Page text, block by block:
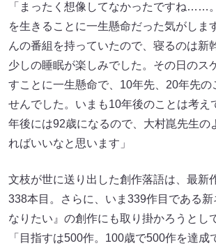
「まったく想像してなかったですね……
を生きることに一生懸命だった気がしま
んの番組を持っていたので、寝るのは新
少しの睡眠が楽しみでした。その日のス
すことに一生懸命で、10年先、20年先の
せんでした。いまも10年後のことは考え
年後には92歳になるので、大村崑先生の
ればいいなと思います」
文枝が世に送り出した創作落語は、最新
338本目。さらに、いま339作目である
なりたい』の創作にも取り掛かろうとし
「目指すは500作。100歳で500作を達成